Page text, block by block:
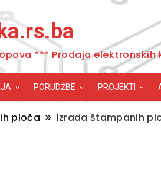
*** Prodaja
PORUDŽBE PROJEKTI
ploča Izrada štampanih